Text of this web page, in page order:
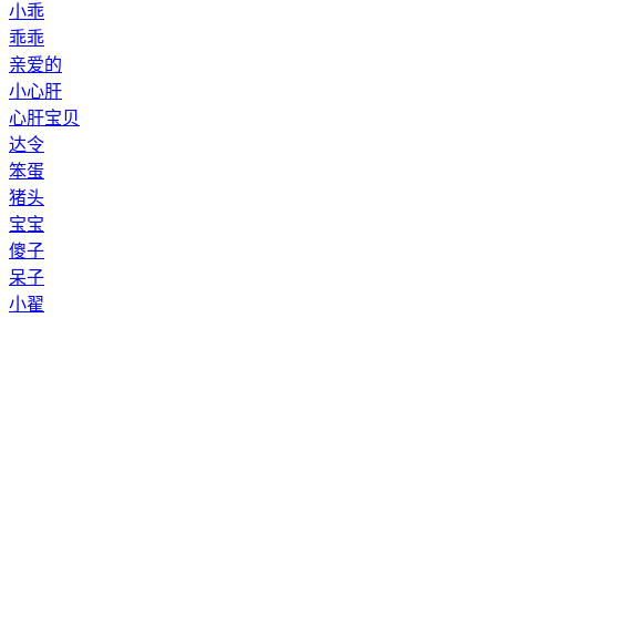
小乖
乖乖
亲爱的
小心肝
心肝宝贝
达令
笨蛋
猪头
宝宝
傻子
呆子
小翟